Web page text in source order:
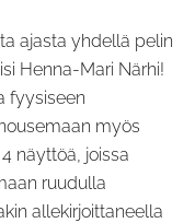
ajasta yhdellä pelin
Henna-Mari Närhi!
fyysiseen
myös
näyttöä, joissa
ruudulla
allekirjoittaneella